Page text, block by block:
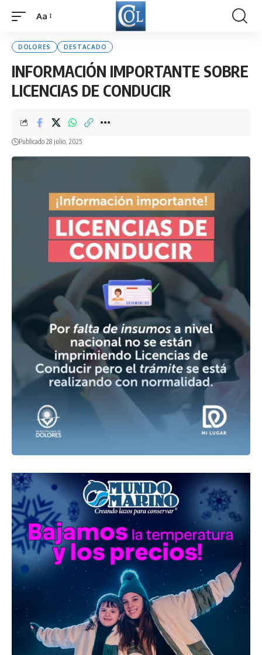
Font
Aa
DOLORES DESTACADO
INFORMACIÓN IMPORTANTE SOBRE
LICENCIAS DE CONDUCIR
Publicado 28 julio, 2025